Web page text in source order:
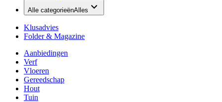
Alle categorieënAlles
Klusadvies
Folder & Magazine
Aanbiedingen
Verf
Vloeren
Gereedschap
Hout
Tuin